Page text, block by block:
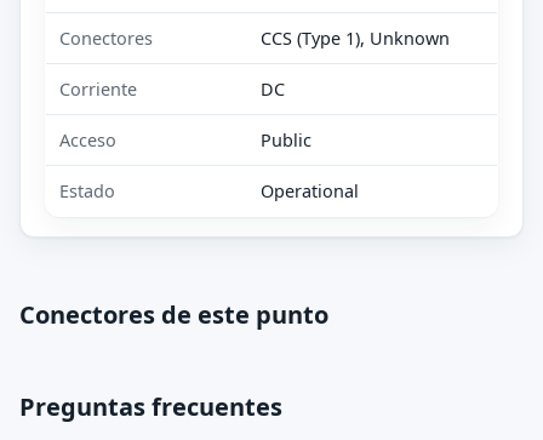
Conectores CCS (Type 1), Unknown
Corriente DC
Acceso Public
Estado Operational
Conectores de este punto
Preguntas frecuentes